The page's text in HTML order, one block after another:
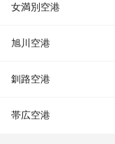
女満別空港
旭川空港
釧路空港
帯広空港